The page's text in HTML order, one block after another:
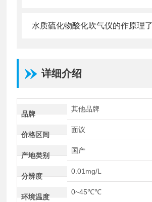
水质硫化物酸化吹气仪的作原理
详细介绍
品牌
其他品牌
价格区间
面议
产地类别
国产
分辨度
0.01mg/L
环境温度
0~45℃℃